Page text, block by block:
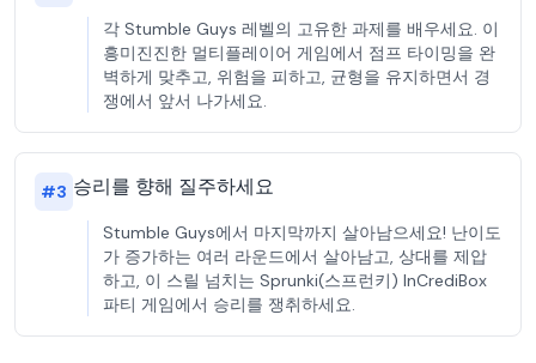
각 Stumble Guys 레벨의 고유한 과제를 배우세요. 이
흥미진진한 멀티플레이어 게임에서 점프 타이밍을 완
벽하게 맞추고, 위험을 피하고, 균형을 유지하면서 경
쟁에서 앞서 나가세요.
#3 승리를 향해 질주하세요
Stumble Guys에서 마지막까지 살아남으세요! 난이도
가 증가하는 여러 라운드에서 살아남고, 상대를 제압
하고, 이 스릴 넘치는 Sprunki(스프런키) InCrediBox
파티 게임에서 승리를 쟁취하세요.